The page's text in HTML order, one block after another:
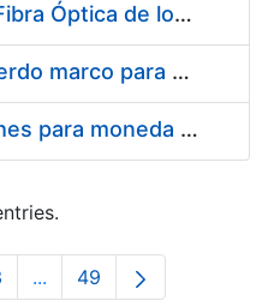
Conexión mediante Fibra Óptica de los Centros de Proceso de Datos (CPDs) de las sedes de la FNMT-RCM de Burgos y Madrid
Contratación de acuerdo marco para el Suministro de Material de Electricidad para la Fábrica Nacional de Moneda y Timbre-Real Casa de la Moneda en su centro de trabajo de Burgos
Suministro de estuches para moneda de 30 €
...Intermediate Pages Use
Page
49